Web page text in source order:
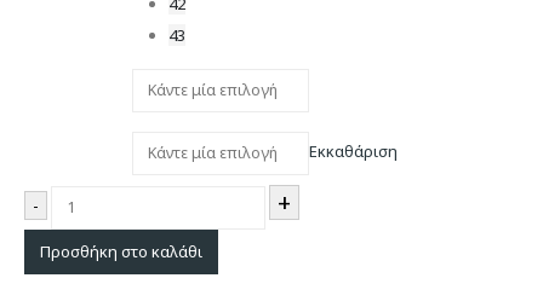
43
Εκκαθάριση
- +
Προσθήκη στο καλάθι